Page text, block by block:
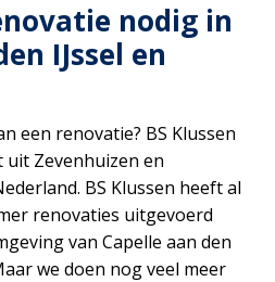
nodig in
IJssel en
een renovatie? BS Klussen
uit Zevenhuizen en
BS Klussen heeft al
renovaties uitgevoerd
van Capelle aan den
we doen nog veel meer